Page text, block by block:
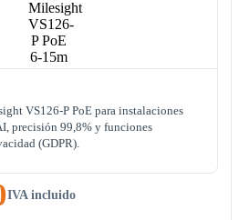
VS126-P PoE para instalaciones
precisión 99,8% y funciones
(GDPR).
IVA incluido